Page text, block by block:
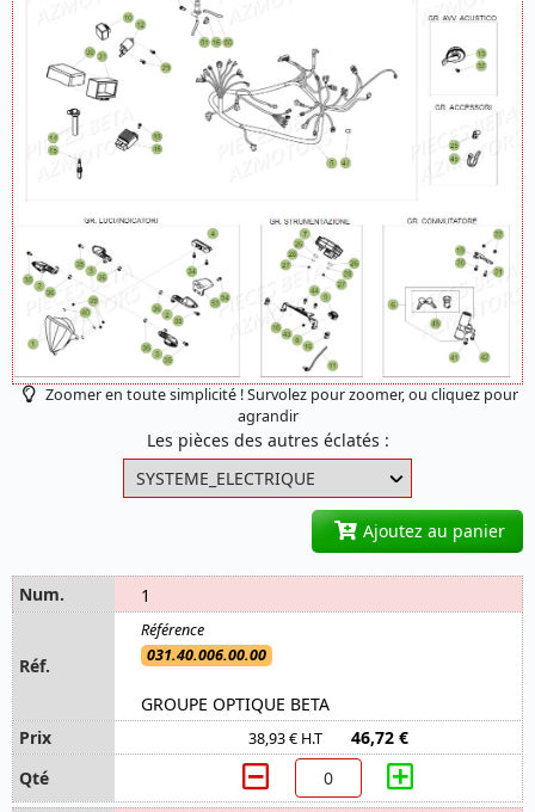
Zoomer en toute simplicité ! Survolez pour zoomer, ou cliquez pour
agrandir
Les pièces des autres éclatés :
Ajoutez au panier
1
031.40.006.00.00
GROUPE OPTIQUE BETA
38,93 € H.T 46,72 €